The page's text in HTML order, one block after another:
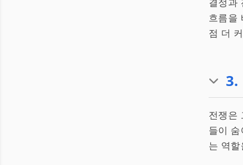
흐름을
점 더
3.
전쟁은
들이
는 역